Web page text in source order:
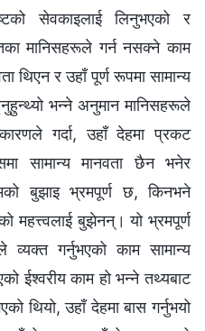
सेवकाइलाई लिनुभएको र
मानिसहरूले गर्न नसक्ने काम
थिएन र उहाँ पूर्ण रूपमा सामान्य
भन्‍ने अनुमान मानिसहरूले
गर्दा, उहाँ देहमा प्रकट
सामान्य मानवता छैन भनेर
बुझाइ भ्रमपूर्ण छ, किनभने
महत्त्वलाई बुझेनन्। यो भ्रमपूर्ण
व्यक्त गर्नुभएको काम सामान्य
ईश्‍वरीय काम हो भन्‍ने तथ्यबाट
थियो, उहाँ देहमा बास गर्नुभयो